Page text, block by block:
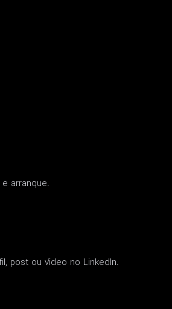
arranque.
post ou vídeo no LinkedIn.